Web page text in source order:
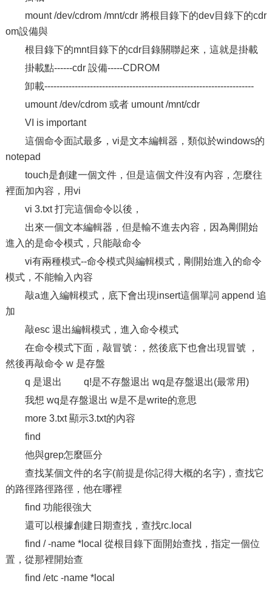
mount /dev/cdrom /mnt/cdr 將根目錄下的dev目錄下的cdr
om設備與
根目錄下的mnt目錄下的cdr目錄關聯起來，這就是掛載
掛載點------cdr 設備-----CDROM
卸載---------------------------------------------------------------------
umount /dev/cdrom 或者 umount /mnt/cdr
VI is important
這個命令面試最多，vi是文本編輯器，類似於windows的
notepad
touch是創建一個文件，但是這個文件沒有內容，怎麼往
裡面加內容，用vi
vi 3.txt 打完這個命令以後，
出來一個文本編輯器，但是輸不進去內容，因為剛開始
進入的是命令模式，只能敲命令
vi有兩種模式--命令模式與編輯模式，剛開始進入的命令
模式，不能輸入內容
敲a進入編輯模式，底下會出現insert這個單詞 append 追
加
敲esc 退出編輯模式，進入命令模式
在命令模式下面，敲冒號 : ，然後底下也會出現冒號 ，
然後再敲命令 w 是存盤
q 是退出 q!是不存盤退出 wq是存盤退出(最常用)
我想 wq是存盤退出 w是不是write的意思
more 3.txt 顯示3.txt的內容
find
他與grep怎麼區分
查找某個文件的名字(前提是你記得大概的名字)，查找它
的路徑路徑路徑，他在哪裡
find 功能很強大
還可以根據創建日期查找，查找rc.local
find / -name *local 從根目錄下面開始查找，指定一個位
置，從那裡開始查
find /etc -name *local